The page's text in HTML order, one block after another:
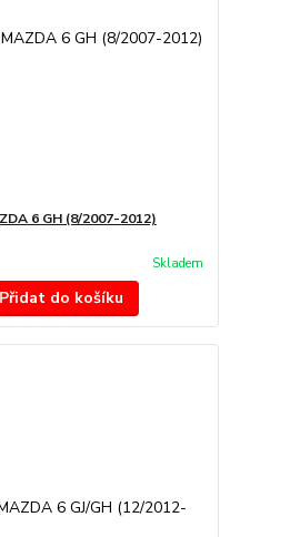
6 GH (8/2007-2012)
Skladem
Přidat do košíku